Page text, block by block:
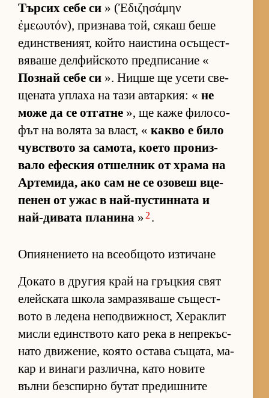
Тър­сих себе си » (Ἐδιζησάμην
ἐμεωυτόν), приз­нава той, ся­каш беше
един­с­т­ве­ни­ят, който на­ис­тина осъ­щес­т­
вя­ваше дел­фийс­кото пред­пи­са­ние «
Поз­най себе си ». Ницше ще усети све­
ще­ната уп­лаха на тази ав­тар­кия: « не
може да се от­гатне », ще каже фи­ло­со­
фът на во­лята за власт, « какво е било
чув­с­т­вото за са­мо­та, ко­ето про­низ­
вало ефес­кия от­шел­ник от храма на
Ар­те­ми­да, ако сам не се озо­веш вце­
пе­нен от ужас в най-пус­тин­ната и
най-ди­вата пла­нина » 2 .
Опиянението на всеобщото изтичане
До­като в дру­гия край на гръц­кия свят
елейс­ката школа зам­ра­зя­ваше съ­щес­т­
вото в ле­дена не­под­виж­ност, Хе­рак­лит
мисли един­с­т­вото като река в неп­ре­къс­
нато дви­же­ние, ко­ято ос­тава съ­ща­та, ма­
кар и ви­наги раз­лич­на, като но­вите
вълни без­спирно бу­тат пре­диш­ните